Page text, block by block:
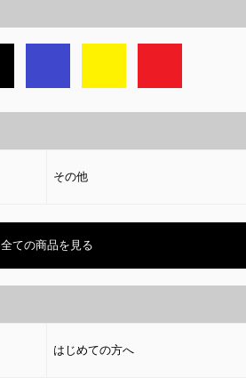
その他
全ての商品を見る
はじめての方へ